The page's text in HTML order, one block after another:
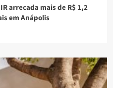
arrecada mais de R$ 1,2
em Anápolis